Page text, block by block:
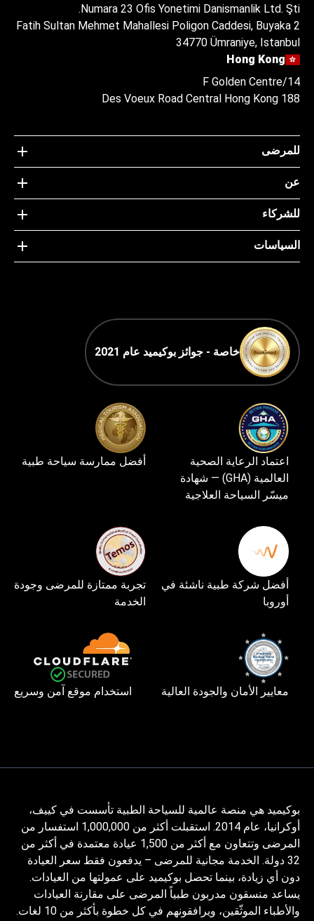
Numara 23 Ofis Yonetimi Danismanlik Ltd. Şti.
Fatih Sultan Mehmet Mahallesi Poligon Caddesi, Buyaka 2
34770 Ümraniye, Istanbul
Hong Kong
14/F Golden Centre
188 Des Voeux Road Central Hong Kong
للمرضى
عن
للشركاء
السياسات
خاصة - جوائز بوكيميد عام 2021
اعتماد الرعاية الصحية
العالمية (GHA) — شهادة
ميسّر السياحة العلاجية
أفضل ممارسة سياحة طبية
أفضل شركة طبية ناشئة في
أوروبا
تجربة ممتازة للمرضى وجودة
الخدمة
معايير الأمان والجودة العالية استخدام موقع آمن وسريع
بوكيميد هي منصة عالمية للسياحة الطبية تأسست في كييف،
أوكرانيا، عام 2014. استقبلت أكثر من 1,000,000 استفسار من
المرضى وتتعاون مع أكثر من 1,500 عيادة معتمدة في أكثر من
32 دولة. الخدمة مجانية للمرضى – يدفعون فقط سعر العيادة
دون أي زيادة، بينما تحصل بوكيميد على عمولتها من العيادات.
يساعد منسقون مدربون طبياً المرضى على مقارنة العيادات
والأطباء الموثّقين، ويرافقونهم في كل خطوة بأكثر من 10 لغات.